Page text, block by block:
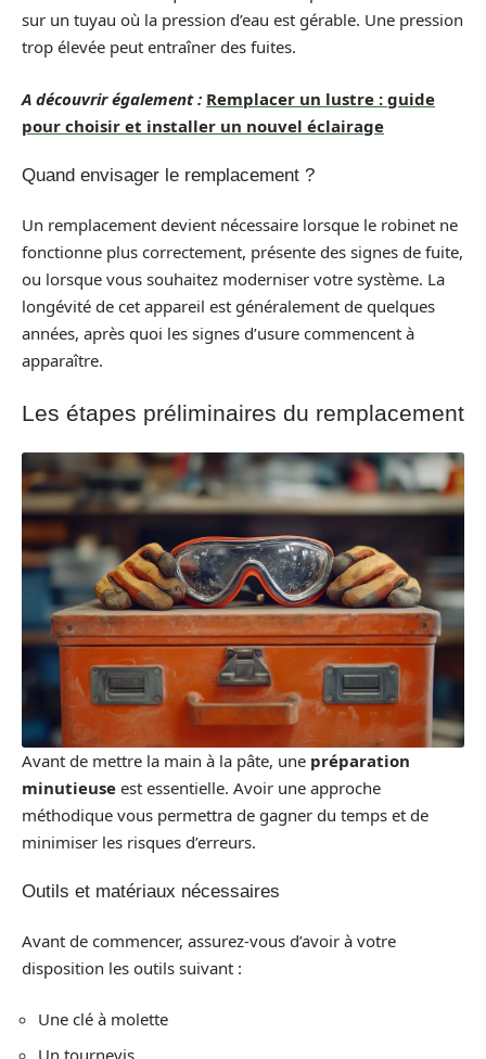
sur un tuyau où la pression d’eau est gérable. Une pression
trop élevée peut entraîner des fuites.
A découvrir également : Remplacer un lustre : guide
pour choisir et installer un nouvel éclairage
Quand envisager le remplacement ?
Un remplacement devient nécessaire lorsque le robinet ne
fonctionne plus correctement, présente des signes de fuite,
ou lorsque vous souhaitez moderniser votre système. La
longévité de cet appareil est généralement de quelques
années, après quoi les signes d’usure commencent à
apparaître.
Les étapes préliminaires du remplacement
Avant de mettre la main à la pâte, une préparation
minutieuse est essentielle. Avoir une approche
méthodique vous permettra de gagner du temps et de
minimiser les risques d’erreurs.
Outils et matériaux nécessaires
Avant de commencer, assurez-vous d’avoir à votre
disposition les outils suivant :
Une clé à molette
Un tournevis